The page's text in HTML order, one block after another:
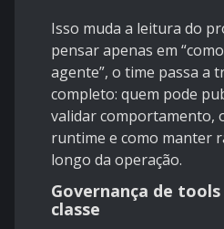
Isso muda a leitura do
pensar apenas em
agente”, o time passa a
completo: quem pode
validar comportamento,
runtime e como manter
longo da operação.
Governança de
classe